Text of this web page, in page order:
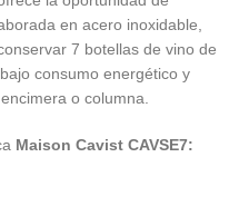
en acero inoxidable,
7 botellas de vino de
consumo energético y
o columna.
Maison Cavist CAVSE7: